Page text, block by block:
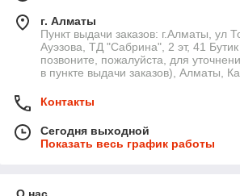
г. Алматы
Пункт выдачи заказов: г.Алматы, ул
Ауэзова, ТД "Сабрина", 2 эт, 41
позвоните, пожалуйста, для
в пункте выдачи заказов), Алматы,
Контакты
Сегодня выходной
Показать весь график работы